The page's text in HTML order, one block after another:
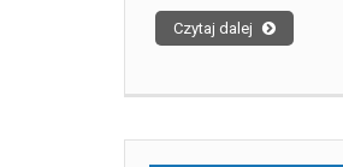
Czytaj dalej